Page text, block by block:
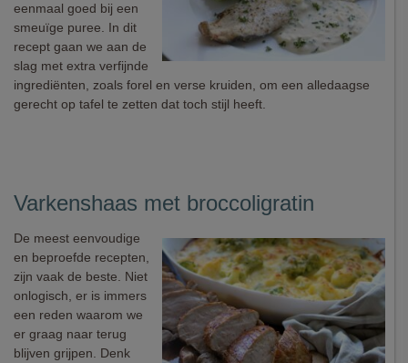
eenmaal goed bij een
smeuïge puree. In dit
recept gaan we aan de
slag met extra verfijnde
ingrediënten, zoals forel en verse kruiden, om een alledaagse
gerecht op tafel te zetten dat toch stijl heeft.
Varkenshaas met broccoligratin
De meest eenvoudige
en beproefde recepten,
zijn vaak de beste. Niet
onlogisch, er is immers
een reden waarom we
er graag naar terug
blijven grijpen. Denk